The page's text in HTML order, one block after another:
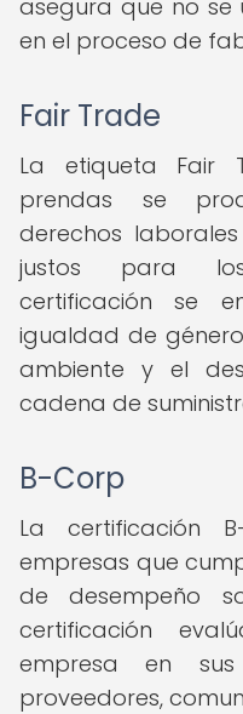
asegura que no se
en el proceso de
Fair Trade
La etiqueta Fair
prendas se
derechos
justos para
certificación se
igualdad de
ambiente y el
cadena de
B-Corp
La certificación
empresas que
de desempeño
certificación
empresa en sus
proveedores,